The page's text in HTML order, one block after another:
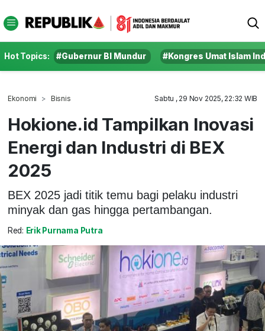
Hot Topics: #Gubernur BI Mundur #Kongres Umat Islam
Ekonomi Bisnis Sabtu , 29 Nov 2025, 22:32 WIB
Hokione.id Tampilkan Inovasi
Energi dan Industri di BEX
2025
BEX 2025 jadi titik temu bagi pelaku industri
minyak dan gas hingga pertambangan.
Red: Erik Purnama Putra